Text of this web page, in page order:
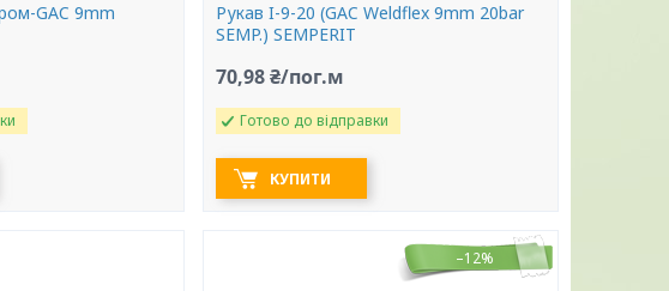
GAC 9mm
Рукав I-9-20 (GAC Weldflex 9mm 20bar
SEMP.) SEMPERIT
70,98 ₴/пог.м
Готово до відправки
КУПИТИ
–12%